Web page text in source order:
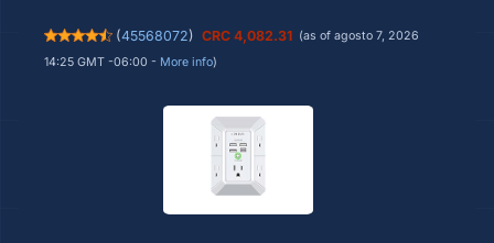
(45568072) CRC 4,082.31 (as of agosto 7, 2026
14:25 GMT -06:00 - More info)